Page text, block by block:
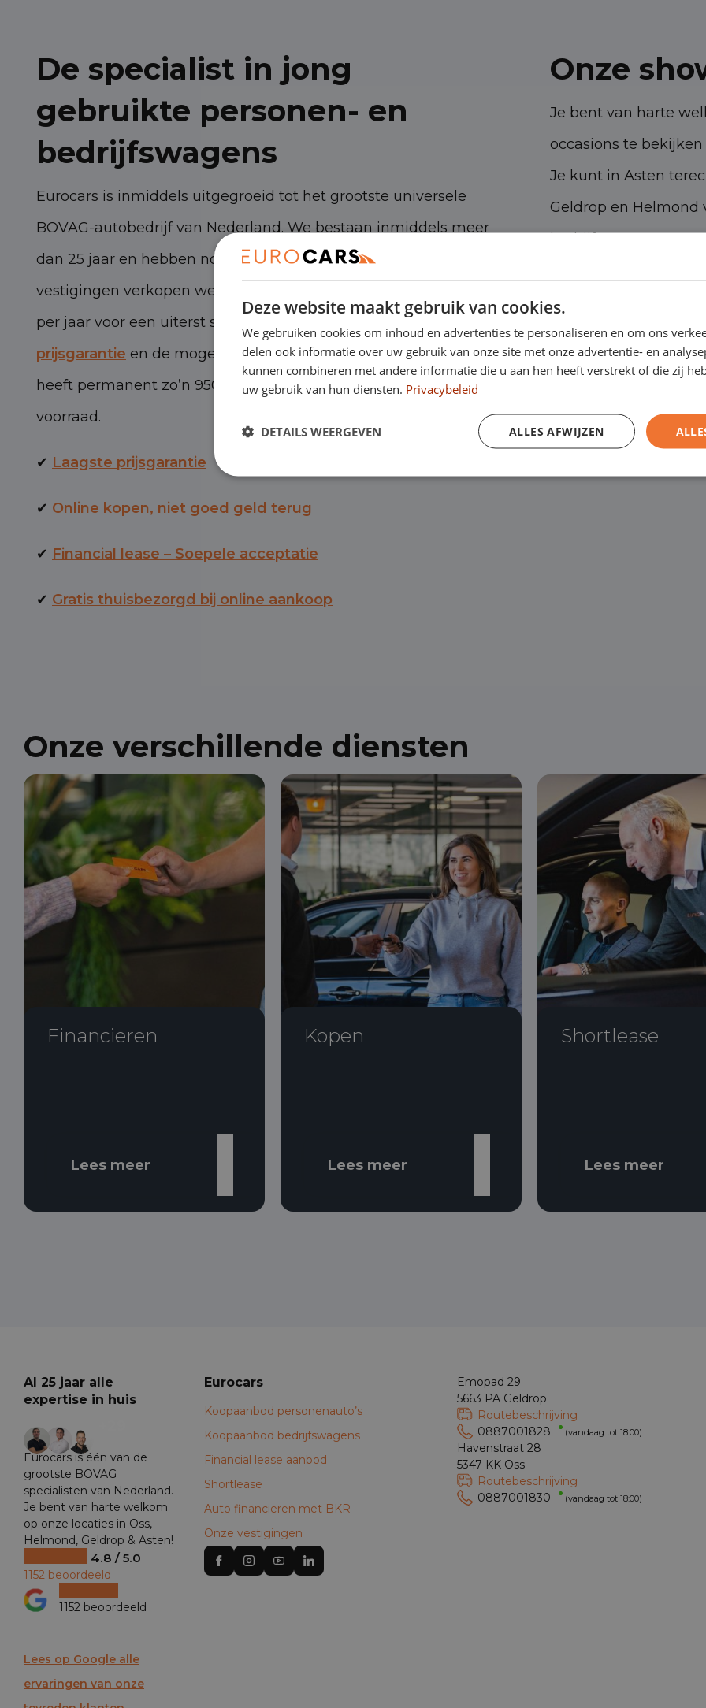
De specialist in jong
gebruikte personen- en
bedrijfswagens
Eurocars is inmiddels uitgegroeid tot het grootste universele
BOVAG-autobedrijf van Nederland. We bestaan inmiddels meer
dan 25 jaar en hebben nog steeds torenhoge ambities. Met onze
vestigingen verkopen we zo’n 3.000 personen- en bedrijfswagens
per jaar voor een uiterst scherpe prijs, met een
laagste
prijsgarantie en de mogelijkheid van BOVAG-garantie. Eurocars
heeft permanent zo’n 950 personen- en bedrijfswagens op
voorraad.
✔ Laagste prijsgarantie
✔ Online kopen, niet goed geld terug
✔ Financial lease – Soepele acceptatie
✔ Gratis thuisbezorgd bij online aankoop
Onze
Je bent van harte
occasions te
Je kunt in Asten
Geldrop en Helmond
bedrijfswagens.
Havenstraat 28,
Emopad 29, 5663
Varenschut 7,
Van maandag tot en
zaterdag van 09:00
Onze verschillende diensten
Financieren
Lees meer
Kopen
Lees meer
Shortlease
Lees meer
Al 25 jaar alle
expertise in huis
Eurocars is één van de
grootste BOVAG
specialisten van Nederland.
Je bent van harte welkom
op onze locaties in Oss,
Helmond, Geldrop & Asten!
4.8 / 5.0
1152 beoordeeld
1152 beoordeeld
Lees op Google alle
ervaringen van onze
Eurocars
Koopaanbod personenauto’s
Koopaanbod bedrijfswagens
Financial lease aanbod
Shortlease
Auto financieren met BKR
Onze vestigingen
Emopad 29
5663 PA Geldrop
Routebeschrijving
0887001828
(vandaag tot 18:00)
Havenstraat 28
5347 KK Oss
Routebeschrijving
0887001830
(vandaag tot 18:00)
Deze website maakt gebruik van cookies.
We gebruiken cookies om inhoud en advertenties te personaliseren en om ons
delen ook informatie over uw gebruik van onze site met onze advertentie- en
kunnen combineren met andere informatie die u aan hen heeft verstrekt of die zij
uw gebruik van hun diensten. Privacybeleid
ALLES AFWIJZEN
DETAILS WEERGEVEN